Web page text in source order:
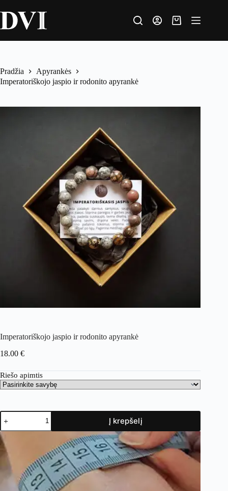
Pradžia
Apyrankės
Imperatoriškojo jaspio ir rodonito apyrankė
Imperatoriškojo jaspio ir rodonito apyrankė
18.00 €
Riešo apimtis
Į krepšelį